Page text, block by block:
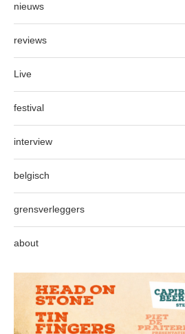
nieuws
reviews
Live
festival
interview
belgisch
grensverleggers
about